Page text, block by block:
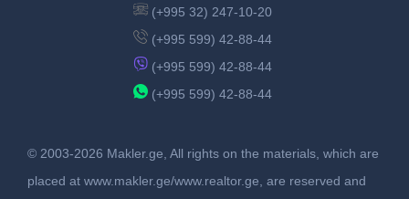
(+995 32) 247-10-20
(+995 599) 42-88-44
(+995 599) 42-88-44
(+995 599) 42-88-44
© 2003-2026 Makler.ge, All rights on the materials, which are
placed at www.makler.ge/www.realtor.ge, are reserved and